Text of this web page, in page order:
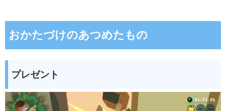
おかたづけのあつめたもの
プレゼント